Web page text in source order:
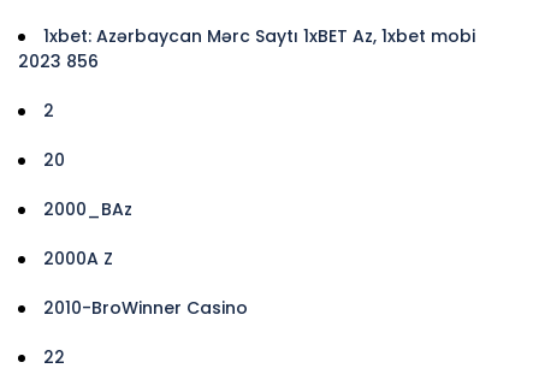
1xbet: Azərbaycan Mərc Saytı 1xBET Az, 1xbet mobi
2023 856
2
20
2000_BAz
2000A Z
2010-BroWinner Casino
22